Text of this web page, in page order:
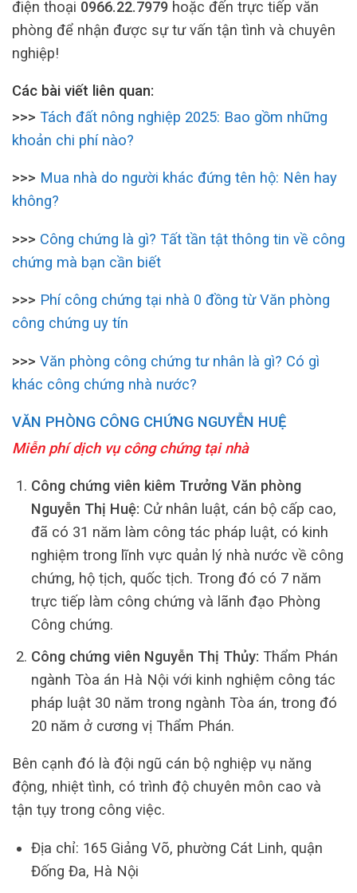
điện thoại 0966.22.7979 hoặc đến trực tiếp văn
phòng để nhận được sự tư vấn tận tình và chuyên
nghiệp!
Các bài viết liên quan:
>>> Tách đất nông nghiệp 2025: Bao gồm những
khoản chi phí nào?
>>> Mua nhà do người khác đứng tên hộ: Nên hay
không?
>>> Công chứng là gì? Tất tần tật thông tin về công
chứng mà bạn cần biết
>>> Phí công chứng tại nhà 0 đồng từ Văn phòng
công chứng uy tín
>>> Văn phòng công chứng tư nhân là gì? Có gì
khác công chứng nhà nước?
VĂN PHÒNG CÔNG CHỨNG NGUYỄN HUỆ
Miễn phí dịch vụ công chứng tại nhà
Công chứng viên kiêm Trưởng Văn phòng
Nguyễn Thị Huệ: Cử nhân luật, cán bộ cấp cao,
đã có 31 năm làm công tác pháp luật, có kinh
nghiệm trong lĩnh vực quản lý nhà nước về công
chứng, hộ tịch, quốc tịch. Trong đó có 7 năm
trực tiếp làm công chứng và lãnh đạo Phòng
Công chứng.
Công chứng viên Nguyễn Thị Thủy: Thẩm Phán
ngành Tòa án Hà Nội với kinh nghiệm công tác
pháp luật 30 năm trong ngành Tòa án, trong đó
20 năm ở cương vị Thẩm Phán.
Bên cạnh đó là đội ngũ cán bộ nghiệp vụ năng
động, nhiệt tình, có trình độ chuyên môn cao và
tận tụy trong công việc.
Địa chỉ: 165 Giảng Võ, phường Cát Linh, quận
Đống Đa, Hà Nội